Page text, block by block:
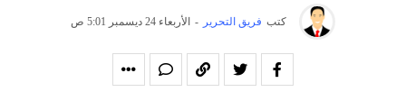
كتب فريق التحرير - الأربعاء 24 ديسمبر 5:01 ص